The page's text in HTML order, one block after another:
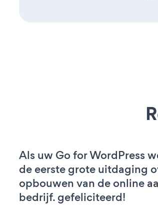
Als uw Go for WordPress
de eerste grote uitdaging
opbouwen van de online
bedrijf. gefeliciteerd!